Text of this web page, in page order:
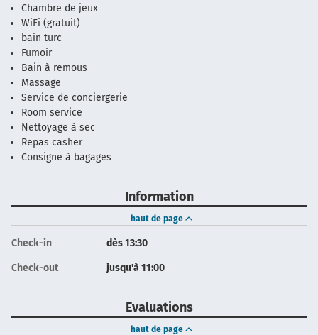
Chambre de jeux
WiFi (gratuit)
bain turc
Fumoir
Bain à remous
Massage
Service de conciergerie
Room service
Nettoyage à sec
Repas casher
Consigne à bagages
Information
haut de page
Check-in dès 13:30
Check-out jusqu'à 11:00
Evaluations
haut de page